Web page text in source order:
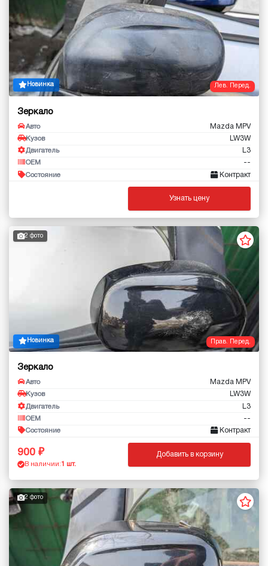
Лев. Перед.
Новинка
Зеркало
Авто Mazda MPV
Кузов LW3W
Двигатель L3
OEM --
Состояние Контракт
Узнать цену
Прав. Перед.
2 фото
Новинка
Зеркало
Авто Mazda MPV
Кузов LW3W
Двигатель L3
OEM --
Состояние Контракт
900
В наличии: 1 шт.
Добавить в корзину
2 фото